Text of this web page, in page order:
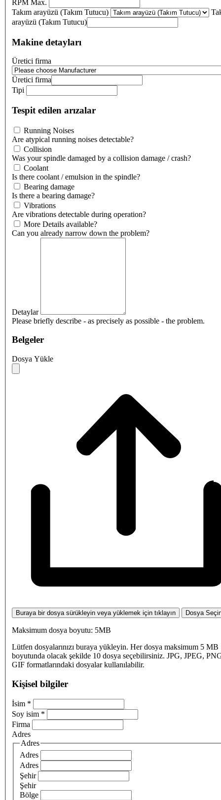
RPM Max.
Takım arayüzü (Takım Tutucu)
arayüzü (Takım Tutucu)
Makine detayları
Üretici firma
Üretici firma
Tipi
Tespit edilen arızalar
Running Noises
Are atypical running noises detectable?
Collision
Was your spindle damaged by a collision damage / crash?
Coolant
Is there coolant / emulsion in the spindle?
Bearing damage
Is there a bearing damage?
Vibrations
Are vibrations detectable during operation?
More Details available?
Can you already narrow down the problem?
Detaylar
Please briefly describe - as precisely as possible - the problem.
Belgeler
Dosya Yükle
Buraya bir dosya sürükleyin veya yüklemek için tıklayın Dosya
Maksimum dosya boyutu: 5MB
Lütfen dosyalarınızı buraya yükleyin. Her dosya maksimum 5 MB
boyutunda olacak şekilde 10 dosya seçebilirsiniz. JPG, JPEG,
GIF formatlarındaki dosyalar kullanılabilir.
Kişisel bilgiler
İsim *
Soy isim *
Firma
Adres
Adres
Adres
Adres
Şehir
Şehir
Bölge